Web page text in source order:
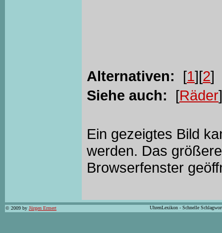
Alternativen: [1][2]
Siehe auch: [Räder
Ein gezeigtes Bild
werden. Das
Browserfenster
© 2009 by Jürgen Ermert UhrenLexikon - Schnelle